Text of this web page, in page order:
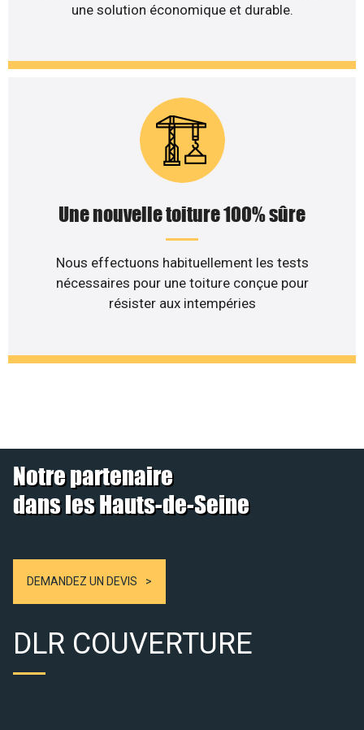
une solution économique et durable.
Une nouvelle toiture 100% sûre
Nous effectuons habituellement les tests
nécessaires pour une toiture conçue pour
résister aux intempéries
Notre partenaire
dans les Hauts-de-Seine
DEMANDEZ UN DEVIS
DLR COUVERTURE